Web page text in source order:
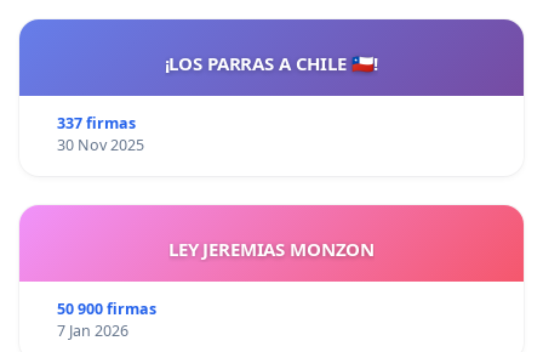
¡LOS PARRAS A CHILE 🇨🇱!
337 firmas
30 Nov 2025
LEY JEREMIAS MONZON
50 900 firmas
7 Jan 2026